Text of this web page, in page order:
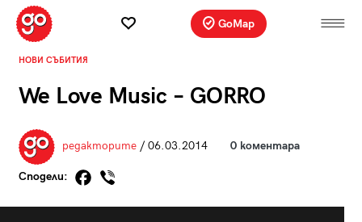
GoMap
НОВИ СЪБИТИЯ
We Love Music – GORRO
редакторите/ 06.03.2014 0 коментара
Сподели: